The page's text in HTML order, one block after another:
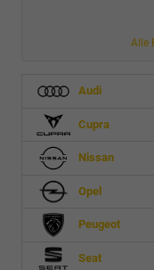
Alle
Audi
Cupra
Nissan
Opel
Peugeot
Seat